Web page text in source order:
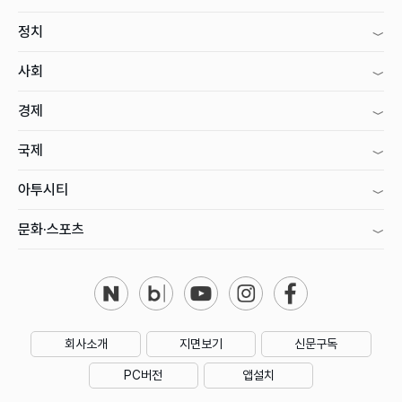
정치
사회
경제
국제
아투시티
문화·스포츠
회사소개 지면보기 신문구독
PC버전 앱설치